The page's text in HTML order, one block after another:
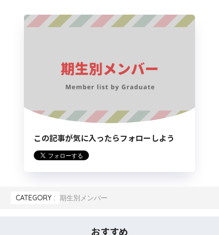
この記事が気に入ったらフォローしよう
CATEGORY : 期生別メンバー
おすすめ